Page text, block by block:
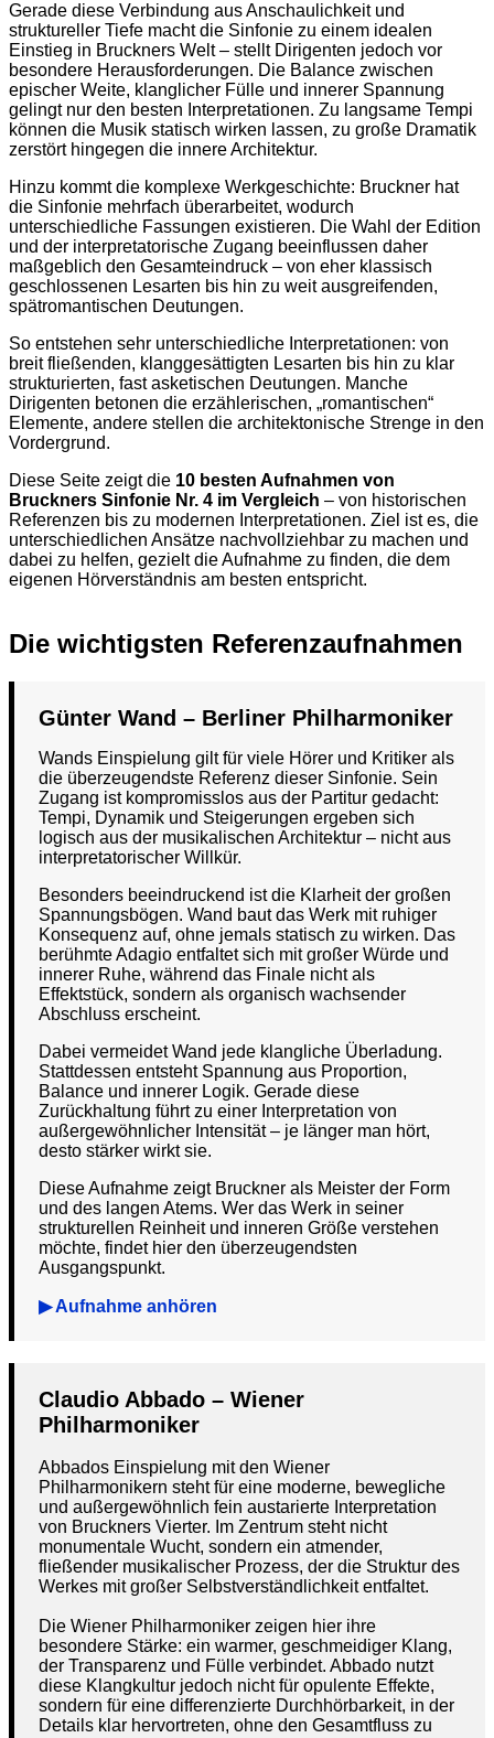
Gerade diese Verbindung aus Anschaulichkeit und
struktureller Tiefe macht die Sinfonie zu einem idealen
Einstieg in Bruckners Welt – stellt Dirigenten jedoch vor
besondere Herausforderungen. Die Balance zwischen
epischer Weite, klanglicher Fülle und innerer Spannung
gelingt nur den besten Interpretationen. Zu langsame Tempi
können die Musik statisch wirken lassen, zu große Dramatik
zerstört hingegen die innere Architektur.
Hinzu kommt die komplexe Werkgeschichte: Bruckner hat
die Sinfonie mehrfach überarbeitet, wodurch
unterschiedliche Fassungen existieren. Die Wahl der Edition
und der interpretatorische Zugang beeinflussen daher
maßgeblich den Gesamteindruck – von eher klassisch
geschlossenen Lesarten bis hin zu weit ausgreifenden,
spätromantischen Deutungen.
So entstehen sehr unterschiedliche Interpretationen: von
breit fließenden, klanggesättigten Lesarten bis hin zu klar
strukturierten, fast asketischen Deutungen. Manche
Dirigenten betonen die erzählerischen, „romantischen“
Elemente, andere stellen die architektonische Strenge in den
Vordergrund.
Diese Seite zeigt die 10 besten Aufnahmen von
Bruckners Sinfonie Nr. 4 im Vergleich – von historischen
Referenzen bis zu modernen Interpretationen. Ziel ist es, die
unterschiedlichen Ansätze nachvollziehbar zu machen und
dabei zu helfen, gezielt die Aufnahme zu finden, die dem
eigenen Hörverständnis am besten entspricht.
Die wichtigsten Referenzaufnahmen
Günter Wand – Berliner Philharmoniker
Wands Einspielung gilt für viele Hörer und Kritiker als
die überzeugendste Referenz dieser Sinfonie. Sein
Zugang ist kompromisslos aus der Partitur gedacht:
Tempi, Dynamik und Steigerungen ergeben sich
logisch aus der musikalischen Architektur – nicht aus
interpretatorischer Willkür.
Besonders beeindruckend ist die Klarheit der großen
Spannungsbögen. Wand baut das Werk mit ruhiger
Konsequenz auf, ohne jemals statisch zu wirken. Das
berühmte Adagio entfaltet sich mit großer Würde und
innerer Ruhe, während das Finale nicht als
Effektstück, sondern als organisch wachsender
Abschluss erscheint.
Dabei vermeidet Wand jede klangliche Überladung.
Stattdessen entsteht Spannung aus Proportion,
Balance und innerer Logik. Gerade diese
Zurückhaltung führt zu einer Interpretation von
außergewöhnlicher Intensität – je länger man hört,
desto stärker wirkt sie.
Diese Aufnahme zeigt Bruckner als Meister der Form
und des langen Atems. Wer das Werk in seiner
strukturellen Reinheit und inneren Größe verstehen
möchte, findet hier den überzeugendsten
Ausgangspunkt.
▶ Aufnahme anhören
Claudio Abbado – Wiener
Philharmoniker
Abbados Einspielung mit den Wiener
Philharmonikern steht für eine moderne, bewegliche
und außergewöhnlich fein austarierte Interpretation
von Bruckners Vierter. Im Zentrum steht nicht
monumentale Wucht, sondern ein atmender,
fließender musikalischer Prozess, der die Struktur des
Werkes mit großer Selbstverständlichkeit entfaltet.
Die Wiener Philharmoniker zeigen hier ihre
besondere Stärke: ein warmer, geschmeidiger Klang,
der Transparenz und Fülle verbindet. Abbado nutzt
diese Klangkultur jedoch nicht für opulente Effekte,
sondern für eine differenzierte Durchhörbarkeit, in der
Details klar hervortreten, ohne den Gesamtfluss zu